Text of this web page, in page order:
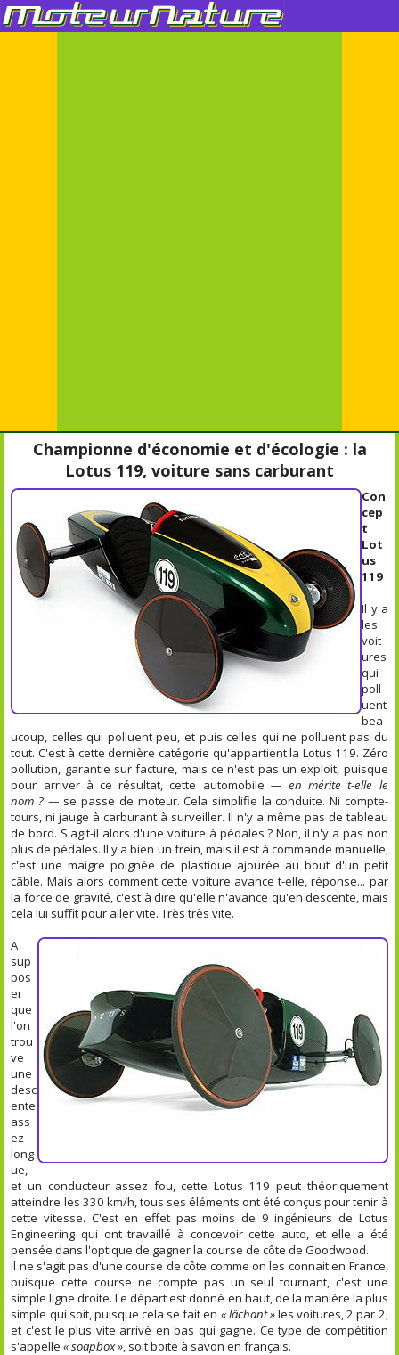
Championne d'économie et d'écologie : la
Lotus 119, voiture sans carburant
Con
cep
t
Lot
us
119
Il y a
les
voit
ures
qui
poll
uent
bea
ucoup, celles qui polluent peu, et puis celles qui ne polluent pas du
tout. C'est à cette dernière catégorie qu'appartient la Lotus 119. Zéro
pollution, garantie sur facture, mais ce n'est pas un exploit, puisque
pour arriver à ce résultat, cette automobile — en mérite t-elle le
nom ? — se passe de moteur. Cela simplifie la conduite. Ni compte-
tours, ni jauge à carburant à surveiller. Il n'y a même pas de tableau
de bord. S'agit-il alors d'une voiture à pédales ? Non, il n'y a pas non
plus de pédales. Il y a bien un frein, mais il est à commande manuelle,
c'est une maigre poignée de plastique ajourée au bout d'un petit
câble. Mais alors comment cette voiture avance t-elle, réponse... par
la force de gravité, c'est à dire qu'elle n'avance qu'en descente, mais
cela lui suffit pour aller vite. Très très vite.
A
sup
pos
er
que
l'on
trou
ve
une
desc
ente
ass
ez
long
ue,
et un conducteur assez fou, cette Lotus 119 peut théoriquement
atteindre les 330 km/h, tous ses éléments ont été conçus pour tenir à
cette vitesse. C'est en effet pas moins de 9 ingénieurs de Lotus
Engineering qui ont travaillé à concevoir cette auto, et elle a été
pensée dans l'optique de gagner la course de côte de Goodwood.
Il ne s'agit pas d'une course de côte comme on les connait en France,
puisque cette course ne compte pas un seul tournant, c'est une
simple ligne droite. Le départ est donné en haut, de la manière la plus
simple qui soit, puisque cela se fait en « lâchant »les voitures, 2 par 2,
et c'est le plus vite arrivé en bas qui gagne. Ce type de compétition
s'appelle« soapbox », soit boite à savon en français.